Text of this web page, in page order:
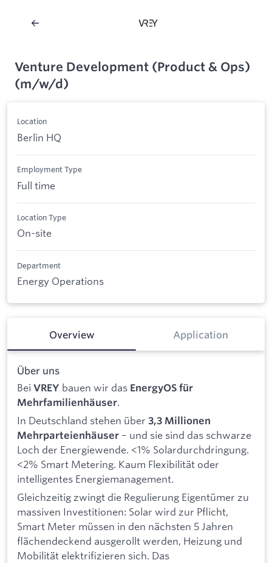
Venture Development (Product & Ops)
(m/w/d)
Location
Berlin HQ
Employment Type
Full time
Location Type
On-site
Department
Energy Operations
Overview Application
Über uns
Bei VREY bauen wir das EnergyOS für
Mehrfamilienhäuser.
In Deutschland stehen über 3,3 Millionen
Mehrparteienhäuser – und sie sind das schwarze
Loch der Energiewende. <1% Solardurchdringung.
<2% Smart Metering. Kaum Flexibilität oder
intelligentes Energiemanagement.
Gleichzeitig zwingt die Regulierung Eigentümer zu
massiven Investitionen: Solar wird zur Pflicht,
Smart Meter müssen in den nächsten 5 Jahren
flächendeckend ausgerollt werden, Heizung und
Mobilität elektrifizieren sich. Das